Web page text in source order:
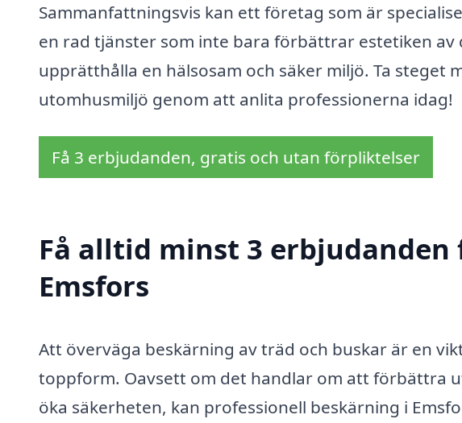
Sammanfattningsvis kan ett företag som är
en rad tjänster som inte bara förbättrar estetiken
upprätthålla en hälsosam och säker miljö. Ta steget
utomhusmiljö genom att anlita professionerna idag!
Få 3 erbjudanden, gratis och utan förpliktelser
Få alltid minst 3
Emsfors
Att överväga beskärning av träd och buskar är en
toppform. Oavsett om det handlar om att förbättra
öka säkerheten, kan professionell beskärning i